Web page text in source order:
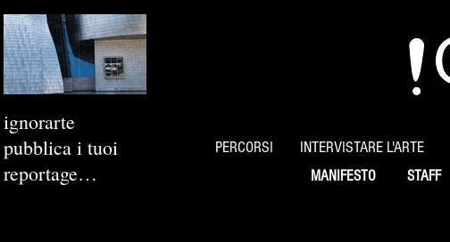
ignorarte
pubblica i tuoi
reportage
PERCORSI INTERVISTARE L'ARTE
MANIFESTO STAFF